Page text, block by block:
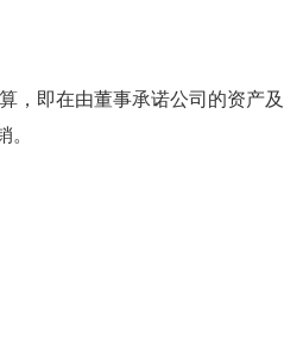
，即在由董事承诺公司的资